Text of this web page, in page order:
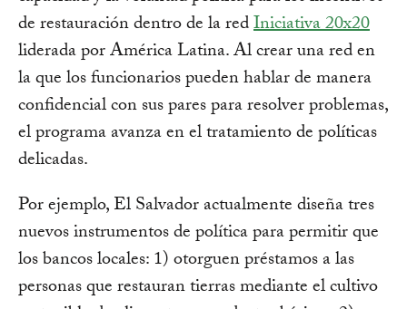
de restauración dentro de la redIniciativa 20x20
liderada por América Latina. Al crear una red en
la que los funcionarios pueden hablar de manera
confidencial con sus pares para resolver problemas,
el programa avanza en el tratamiento de políticas
delicadas.
Por ejemplo, El Salvador actualmente diseña tres
nuevos instrumentos de política para permitir que
los bancos locales: 1) otorguen préstamos a las
personas que restauran tierras mediante el cultivo